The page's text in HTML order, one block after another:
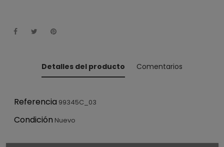
Detalles del producto Comentarios
Referencia 99345C_03
Condición Nuevo